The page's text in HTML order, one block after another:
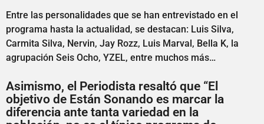
Entre las personalidades que se han entrevistado en el
programa hasta la actualidad, se destacan: Luis Silva,
Carmita Silva, Nervin, Jay Rozz, Luis Marval, Bella K, la
agrupación Seis Ocho, YZEL, entre muchos más…
Asimismo, el Periodista resaltó que “El
objetivo de Están Sonando es marcar la
diferencia ante tanta variedad en la